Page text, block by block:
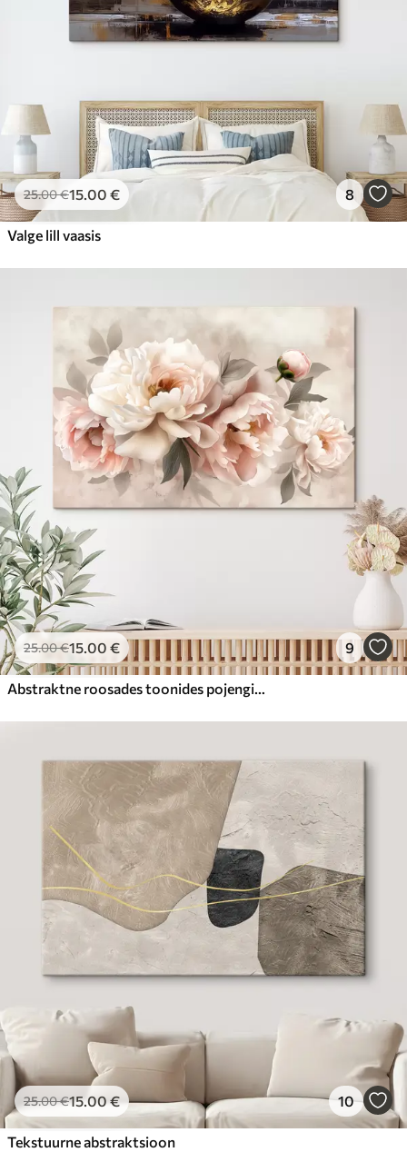
25.00€15.00 € 8
Valge lill vaasis
25.00€15.00 € 9
Abstraktne roosades toonides pojengide kimp
25.00€15.00€ 10
Tekstuurne abstraktsioon